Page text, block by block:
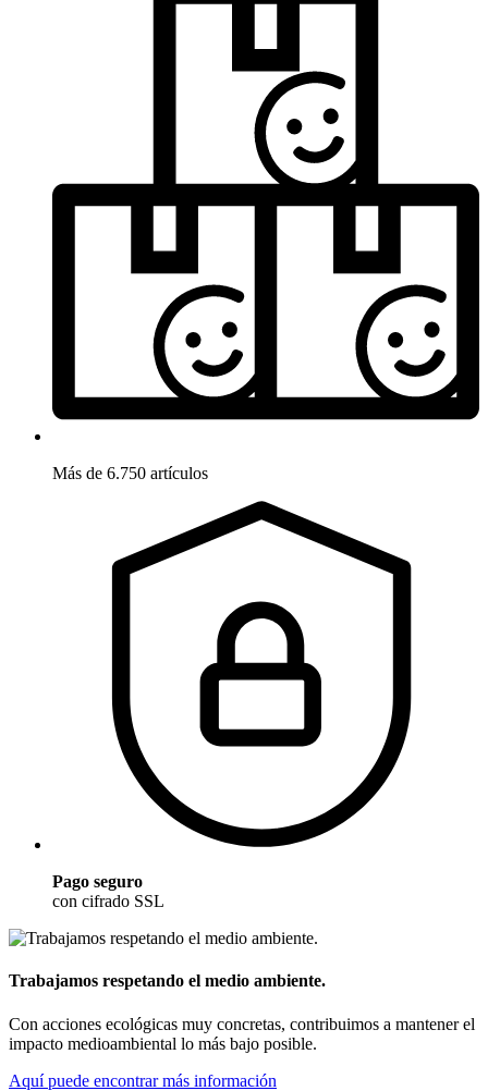
Más de 6.750 artículos
Pago seguro
con cifrado SSL
Trabajamos respetando el medio ambiente.
Con acciones ecológicas muy concretas, contribuimos a mantener el
impacto medioambiental lo más bajo posible.
Aquí puede encontrar más información